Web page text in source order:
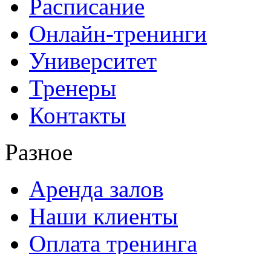
Расписание
Онлайн-тренинги
Университет
Тренеры
Контакты
Разное
Аренда залов
Наши клиенты
Оплата тренинга